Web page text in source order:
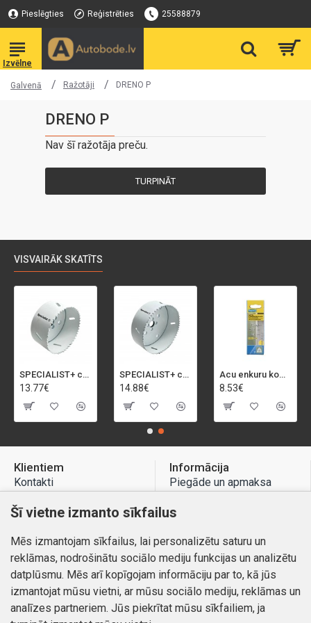
Pieslēgties Reģistrēties 25588879
Galvenā Ražotāji DRENO P
DRENO P
Nav šī ražotāja preču.
TURPINĀT
VISVAIRĀK SKATĪTS
SPECIALIST+ caurumu zāģis BI-METAL, 92 mm
13.77€
SPECIALIST+ caurumu zāģis BI-METAL, 98 mm
14.88€
Acu enkuru komplekts, 3-13 mm, Rapid, 12 gab.
8.53€
Klientiem
Kontakti
Preču atgriešana
Mans profils
Pasūtījumi
Informācija
Piegāde un apmaksa
Atteikuma tiesības
Kontakti
Šī vietne izmanto sīkfailus
Mēs izmantojam sīkfailus, lai personalizētu saturu un
reklāmas, nodrošinātu sociālo mediju funkcijas un analizētu
datplūsmu. Mēs arī kopīgojam informāciju par to, kā jūs
izmantojat mūsu vietni, ar mūsu sociālo mediju, reklāmas un
analīzes partneriem. Jūs piekrītat mūsu sīkfailiem, ja